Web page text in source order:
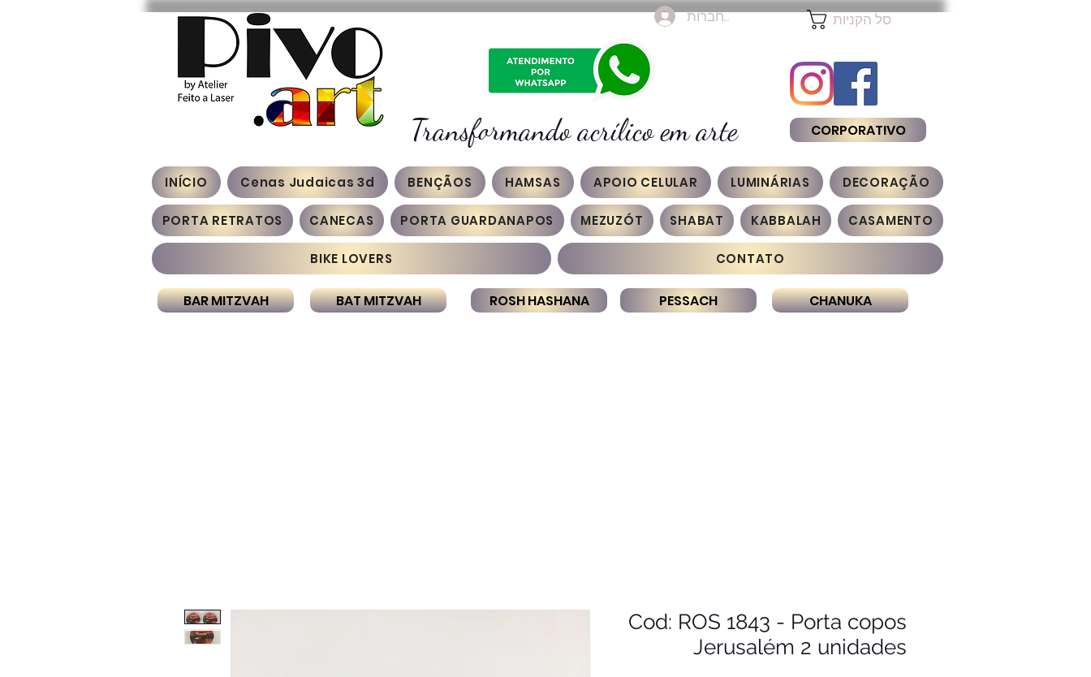
להתחברות
Transformando acrílico em arte
סל הקניות
CORPORATIVO
INÍCIO Cenas Judaicas 3d BENÇÃOS HAMSAS APOIO CELULAR LUMINÁRIAS DECORAÇÃO
PORTA RETRATOS CANECAS PORTA GUARDANAPOS MEZUZÓT SHABAT KABBALAH CASAMENTO
BIKE LOVERS CONTATO
BAR MITZVAH BAT MITZVAH ROSH HASHANA PESSACH CHANUKA
Cod: ROS 1843 - Porta copos
Jerusalém 2 unidades